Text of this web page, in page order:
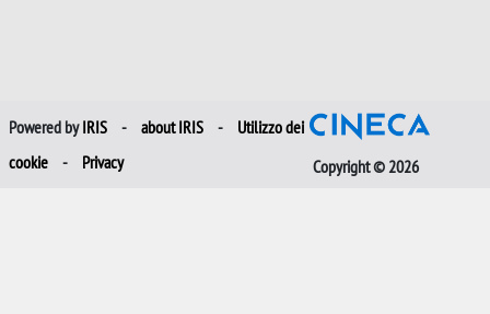
Powered byIRIS - about IRIS -
Utilizzo dei
cookie
- Privacy Copyright © 2026